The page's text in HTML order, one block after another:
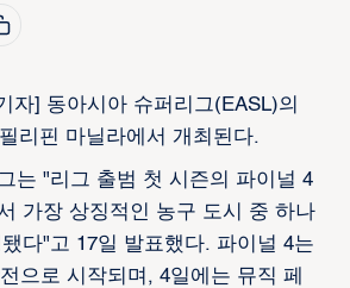
자] 동아시아 슈퍼리그(EASL)의
리핀 마닐라에서 개최된다.
는 "리그 출범 첫 시즌의 파이널 4
가장 상징적인 농구 도시 중 하나
다"고 17일 발표했다. 파이널 4는
으로 시작되며, 4일에는 뮤직 페